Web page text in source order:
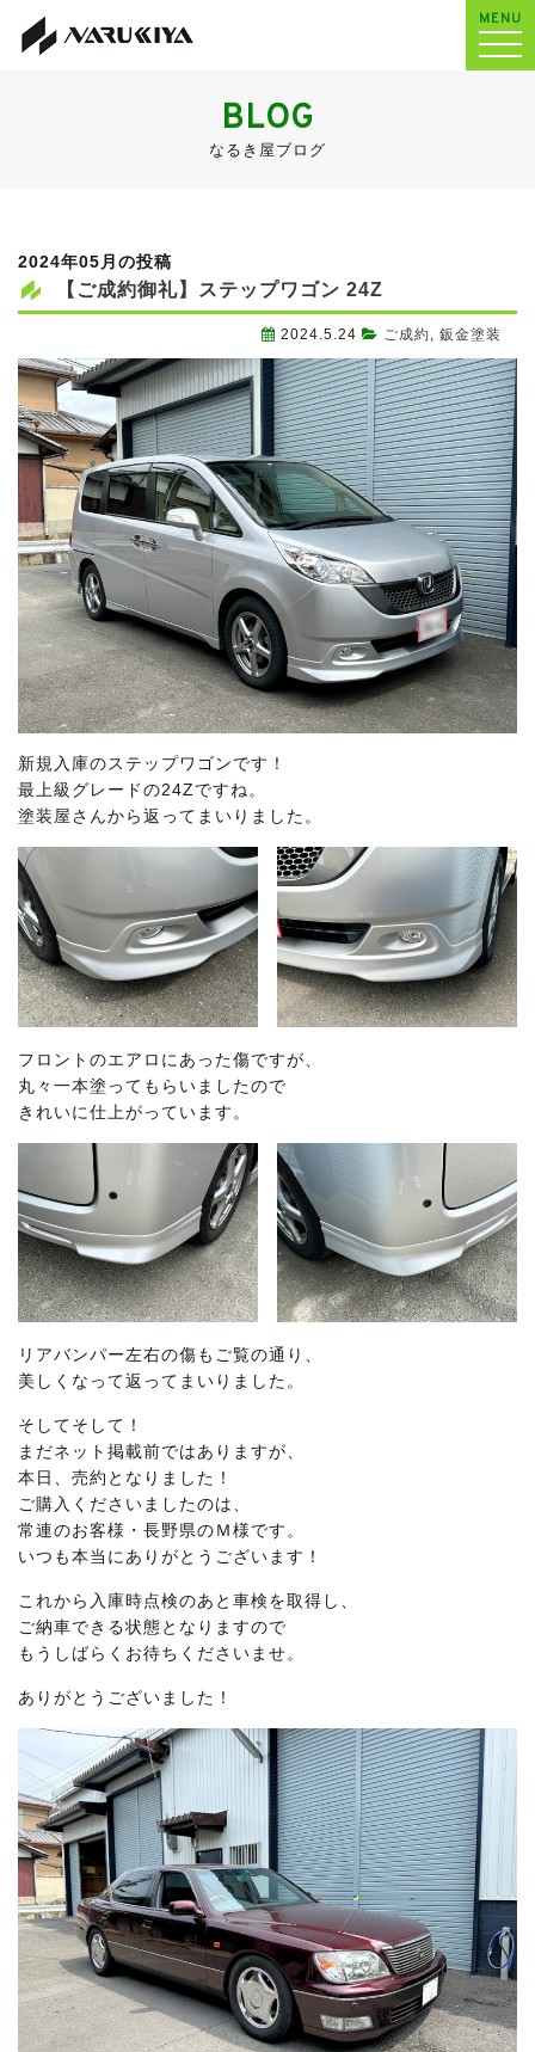
MENU
BLOG
なるき屋ブログ
2024年05月の投稿
【ご成約御礼】ステップワゴン 24Z
2024.5.24 ご成約, 鈑金塗装
新規入庫のステップワゴンです！
最上級グレードの24Zですね。
塗装屋さんから返ってまいりました。
フロントのエアロにあった傷ですが、
丸々一本塗ってもらいましたので
きれいに仕上がっています。
リアバンパー左右の傷もご覧の通り、
美しくなって返ってまいりました。
そしてそして！
まだネット掲載前ではありますが、
本日、売約となりました！
ご購入くださいましたのは、
常連のお客様・長野県のＭ様です。
いつも本当にありがとうございます！
これから入庫時点検のあと車検を取得し、
ご納車できる状態となりますので
もうしばらくお待ちくださいませ。
ありがとうございました！